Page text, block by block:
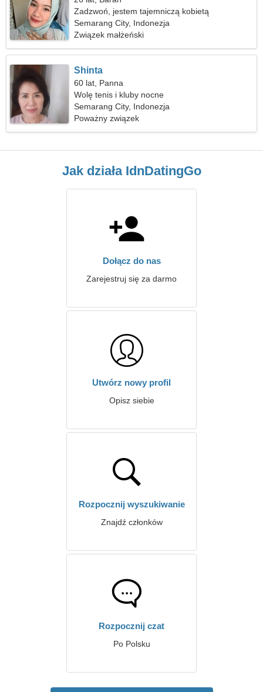
Zadzwoń, jestem tajemniczą kobietą
Semarang City, Indonezja
Związek małżeński
Shinta
60 lat, Panna
Wolę tenis i kluby nocne
Semarang City, Indonezja
Poważny związek
Jak działa IdnDatingGo
Dołącz do nas
Zarejestruj się za darmo
Utwórz nowy profil
Opisz siebie
Rozpocznij wyszukiwanie
Znajdź członków
Rozpocznij czat
Po Polsku